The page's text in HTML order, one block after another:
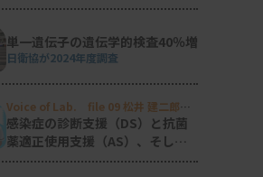
単一遺伝子の遺伝学的検査40％増
日衛協が2024年度調査
Voice of Lab. file 09 松井 建二郎
（藤田医科大学病院臨床検査部微生物
遺伝子検査室）
感染症の診断支援（DS）と抗菌
薬適正使用支援（AS）、そして
研究へ